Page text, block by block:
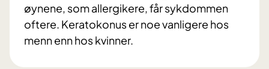
øynene, som allergikere, får sykdommen
oftere. Keratokonus er noe vanligere hos
menn enn hos kvinner.